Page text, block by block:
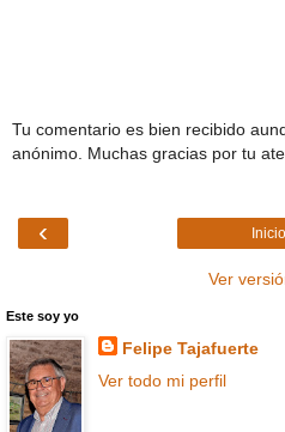
Tu comentario es bien recibido
anónimo. Muchas gracias por tu
‹ Inicio
Ver
Este soy yo
Felipe Tajafuerte
Ver todo mi perfil